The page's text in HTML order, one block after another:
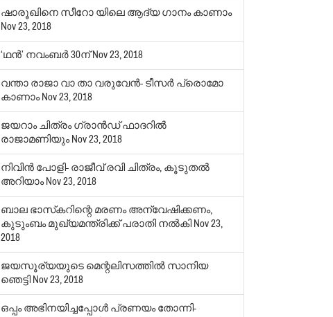
ഷാരൂഖിനെ സീറോ യിലെ ആദ്യ ഗാനം കാണാം
Nov 23, 2018
‘ഥന്‍’ നവംബര്‍ 30ന്Nov 23, 2018
വന്താ രാജാ വാ താ വരുവേന്‍- ടീസര്‍ പ്രൊമോ
കാണാംNov 23, 2018
ജയറാം ചിത്രം ഗ്രാന്‍ഡ് ഫാദറില്‍
രാജാമണിയുംNov 23, 2018
നിവിന്‍ പോളി- രാജീവ് രവി ചിത്രം, കൂടുതല്‍
അറിയാംNov 23, 2018
ബാല ഭാസ്‌കറിന്റെ മരണം അന്വേഷിക്കണം,
കുടുംബം മുഖ്യമന്ത്രിക്ക് പരാതി നല്‍കി Nov 23,
2018
ജയസൂര്യയുടെ മെന്റലിസത്തില്‍ സാനിയ
ഞെട്ടി Nov 23, 2018
ഒപ്പം അഭിനയിച്ചപ്പോള്‍ പ്രണയം തോന്നി-